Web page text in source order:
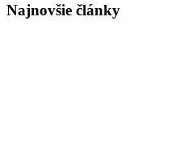
Najnovšie články